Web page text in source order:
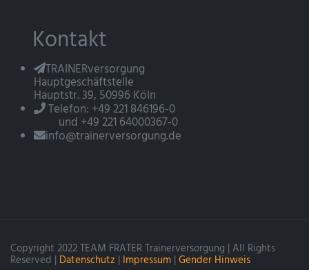
Kontakt
TRAINERversorgung
Hauptgeschäftstelle
Hauptstr. 39, 50996 Köln
Telefon: +49 221 846196-0
und +49 221 64000367-0
info@trainerversorgung.de
Copyright 2022 TEAM FRATER Trainerversorgung | All Rights
Reserved | Datenschutz | Impressum | Gender Hinweis